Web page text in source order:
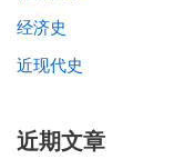
经济史
近现代史
近期文章